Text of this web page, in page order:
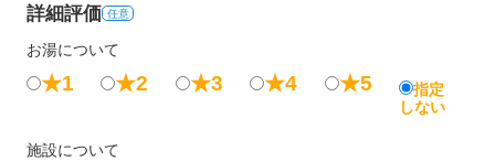
詳細評価 任意
お湯について
★1 ★2 ★3 ★4 ★5
指定
しない
施設について